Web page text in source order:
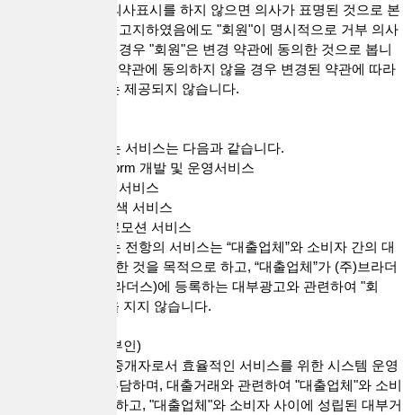
게 해당 기간 내에 의사표시를 하지 않으면 의사가 표명된 것으로 본
다는 뜻을 명확하게 고지하였음에도 "회원"이 명시적으로 거부 의사
표시를 하지 아니한 경우 "회원"은 변경 약관에 동의한 것으로 봅니
다. "회원"이 변경된 약관에 동의하지 않을 경우 변경된 약관에 따라
제공되는 "서비스"는 제공되지 않습니다.
1. "회사"가 제공하는 서비스는 다음과 같습니다.
1) 대출직거래 Platform 개발 및 운영서비스
① 실시간 대출문의 서비스
② 대출업체 정보검색 서비스
2) 광고 집행 및 프로모션 서비스
2. "회사"가 제공하는 전항의 서비스는 “대출업체”와 소비자 간의 대
출직거래 중개를 위한 것을 목적으로 하고, “대출업체”가 (주)브라더
스네트워크(대출브라더스)에 등록하는 대부광고와 관련하여 "회
사"는 일체의 책임을 지지 않습니다.
제5조(대리행위의 부인)
"회사"는 통신판매 중개자로서 효율적인 서비스를 위한 시스템 운영
및 관리 책임만을 부담하며, 대출거래와 관련하여 "대출업체"와 소비
자를 대리하지 아니하고, "대출업체"와 소비자 사이에 성립된 대부거